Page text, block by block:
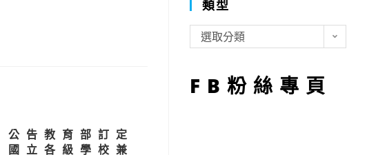
公告教育部訂定
國立各級學校兼
類型
型
選取分類
FB粉絲專頁